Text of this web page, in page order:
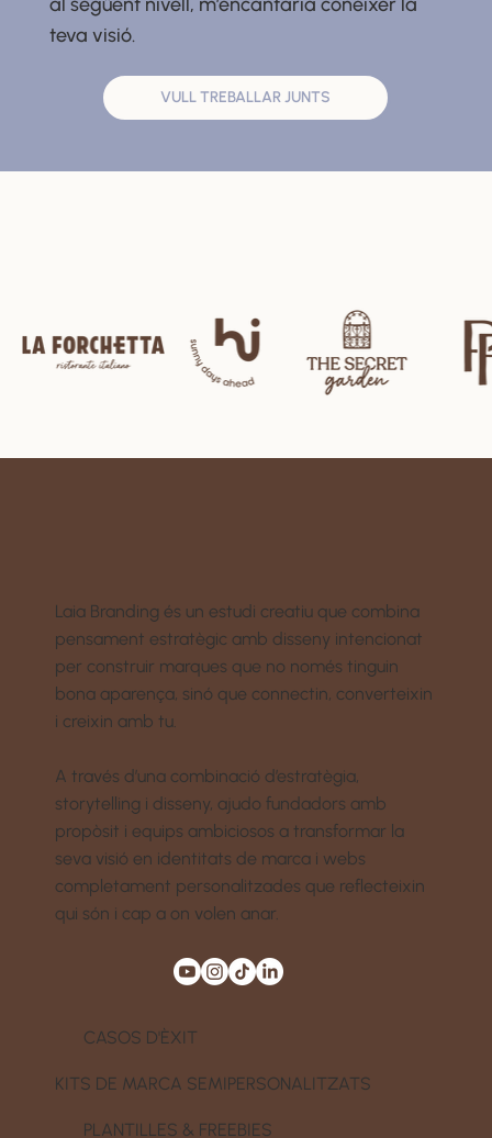
teva visió.
VULL TREBALLAR JUNTS
Laia Branding és un estudi creatiu que combina
pensament estratègic amb disseny intencionat
per construir marques que no només tinguin
bona aparença, sinó que connectin, converteixin
i creixin amb tu.
A través d’una combinació d’estratègia,
storytelling i disseny, ajudo fundadors amb
propòsit i equips ambiciosos a transformar la
seva visió en identitats de marca i webs
completament personalitzades que reflecteixin
qui són i cap a on volen anar.
CASOS D'ÈXIT
KITS DE MARCA SEMIPERSONALITZATS
PLANTILLES & FREEBIES